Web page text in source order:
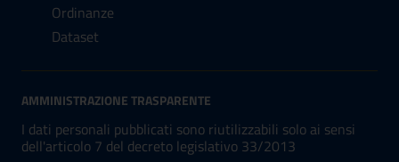
Ordinanze
Dataset
AMMINISTRAZIONE TRASPARENTE
I dati personali pubblicati sono riutilizzabili solo ai sensi
dell'articolo 7 del decreto legislativo 33/2013